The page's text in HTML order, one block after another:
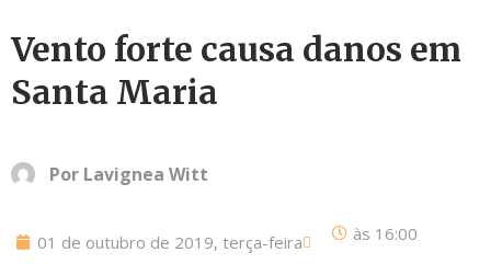
Vento forte causa danos em
Santa Maria
Por Lavignea Witt
01 de outubro de 2019, terça-feira às 16:00